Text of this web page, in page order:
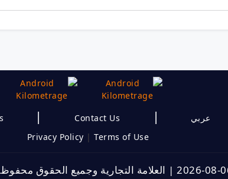
عربي |
|
Contact Us
Privacy Policy |Terms of Use
| العلامة التجارية وجميع الحقوق